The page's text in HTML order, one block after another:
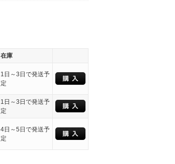
在庫
1日～3日で発送予
定
1日～3日で発送予
定
4日～5日で発送予
定